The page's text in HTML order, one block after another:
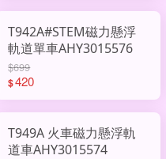
T942A#STEM磁力懸浮
軌道單車AHY3015576
$699
$420
T949A 火車磁力懸浮軌
道車AHY3015574